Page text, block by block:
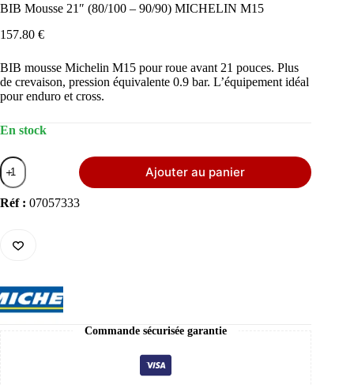
BIB Mousse 21″ (80/100 – 90/90) MICHELIN M15
157.80 €
BIB mousse Michelin M15 pour roue avant 21 pouces. Plus
de crevaison, pression équivalente 0.9 bar. L’équipement idéal
pour enduro et cross.
En stock
quantité
de
BIB
Mousse
Ajouter au panier
Réf : 07057333
Commande sécurisée garantie